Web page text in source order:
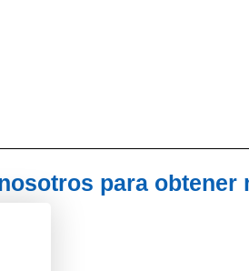
para obtener